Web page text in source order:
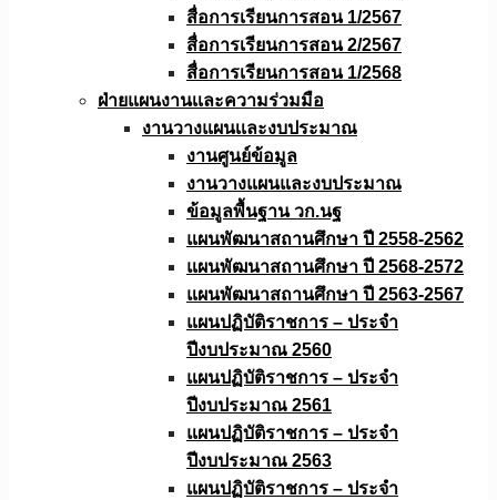
สื่อการเรียนการสอน 1/2567
สื่อการเรียนการสอน 2/2567
สื่อการเรียนการสอน 1/2568
ฝ่ายแผนงานเเละความร่วมมือ
งานวางแผนเเละงบประมาณ
งานศูนย์ข้อมูล
งานวางแผนและงบประมาณ
ข้อมูลพื้นฐาน วก.นฐ
แผนพัฒนาสถานศึกษา ปี 2558-2562
แผนพัฒนาสถานศึกษา ปี 2568-2572
แผนพัฒนาสถานศึกษา ปี 2563-2567
แผนปฏิบัติราชการ – ประจำ
ปีงบประมาณ 2560
แผนปฏิบัติราชการ – ประจำ
ปีงบประมาณ 2561
แผนปฏิบัติราชการ – ประจำ
ปีงบประมาณ 2563
แผนปฏิบัติราชการ – ประจำ